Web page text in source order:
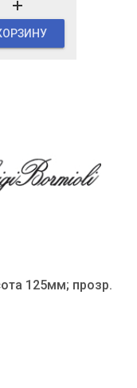
125мм; прозр.